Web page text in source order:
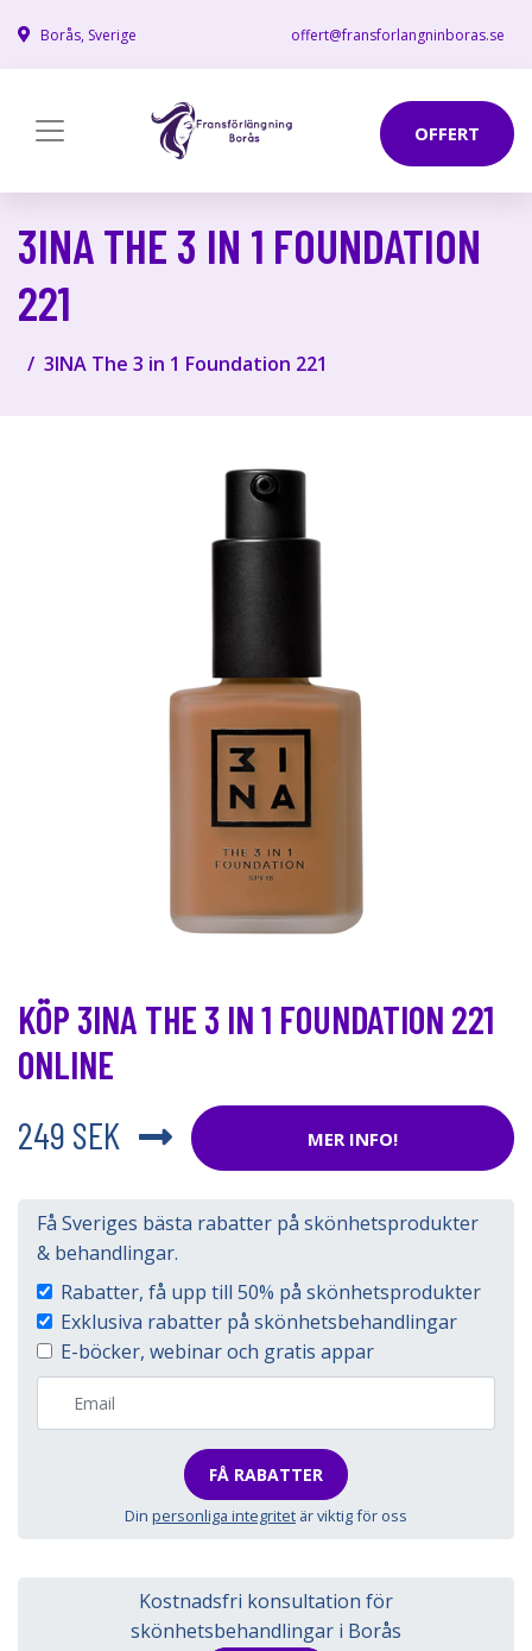
Borås, Sverige offert@fransforlangninboras.se
OFFERT
3INA THE 3 IN 1 FOUNDATION
221
3INA The 3 in 1 Foundation 221
KÖP 3INA THE 3 IN 1 FOUNDATION 221
ONLINE
249 SEK
MER INFO!
Få Sveriges bästa rabatter på skönhetsprodukter
& behandlingar.
Rabatter, få upp till 50% på skönhetsprodukter
Exklusiva rabatter på skönhetsbehandlingar
E-böcker, webinar och gratis appar
FÅ RABATTER
Din personliga integritet är viktig för oss
Kostnadsfri konsultation för
skönhetsbehandlingar i Borås